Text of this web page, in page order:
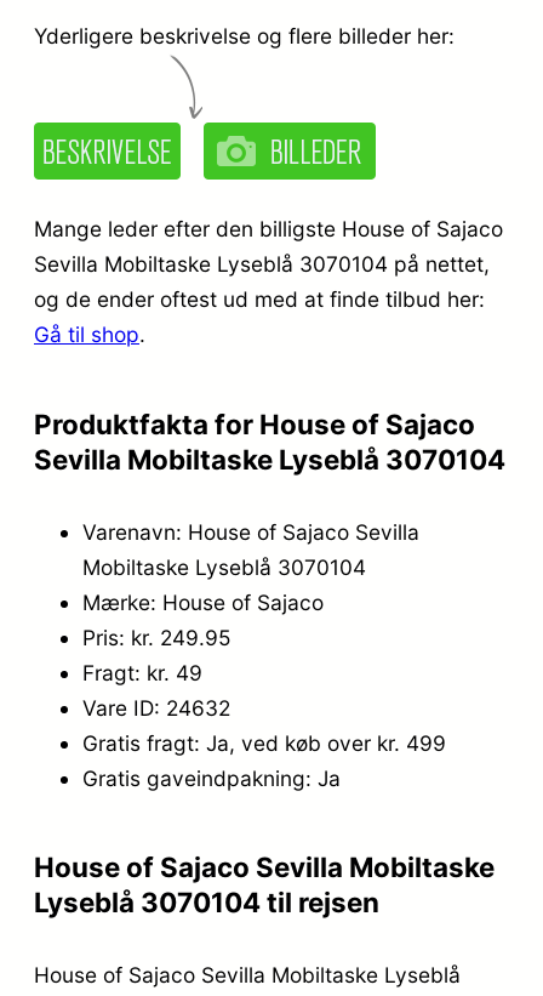
r
k
r
3
,
5
.
.
2
4
9
,
9
Yderligere beskrivelse og flere billeder her:
Mange leder efter den billigste House of Sajaco
Sevilla Mobiltaske Lyseblå 3070104 på nettet,
og de ender oftest ud med at finde tilbud her:
Gå til shop.
Produktfakta for House of Sajaco
Sevilla Mobiltaske Lyseblå 3070104
Varenavn: House of Sajaco Sevilla
Mobiltaske Lyseblå 3070104
Mærke: House of Sajaco
Pris: kr. 249.95
Fragt: kr. 49
Vare ID: 24632
Gratis fragt: Ja, ved køb over kr. 499
Gratis gaveindpakning: Ja
House of Sajaco Sevilla Mobiltaske
Lyseblå 3070104 til rejsen
House of Sajaco Sevilla Mobiltaske Lyseblå